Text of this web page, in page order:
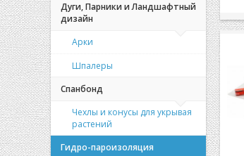
Дуги, Парники и Ландшафтный
дизайн
Арки
Шпалеры
Спанбонд
Чехлы и конусы для укрывая
растений
Гидро-пароизоляция